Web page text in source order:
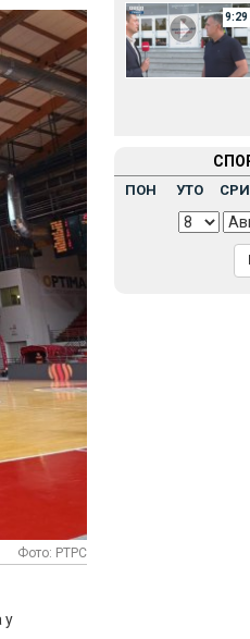
Фото: РТРС
у
9:29
ПОН УТО СРИ